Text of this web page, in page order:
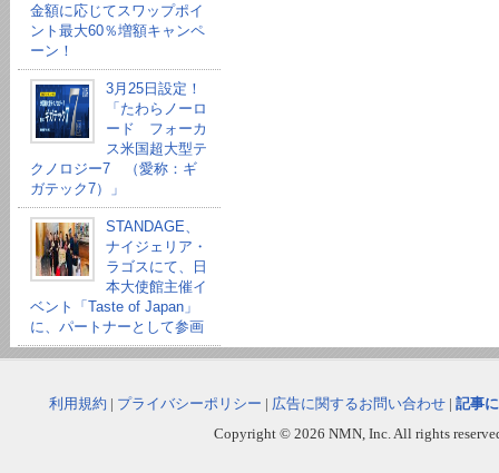
金額に応じてスワップポイ
ント最大60％増額キャンペ
ーン！
3月25日設定！
「たわらノーロ
ード フォーカ
ス米国超大型テ
クノロジー7 （愛称：ギ
ガテック7）」
STANDAGE、
ナイジェリア・
ラゴスにて、日
本大使館主催イ
ベント「Taste of Japan」
に、パートナーとして参画
利用規約 | プライバシーポリシー | 広告に関するお問い合わせ | 記事
Copyright © 2026 NMN, Inc. All rights